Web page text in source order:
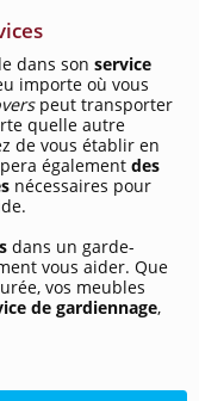
dans son service
importe où vous
peut transporter
quelle autre
de vous établir en
également des
nécessaires pour
dans un garde-
vous aider. Que
vos meubles
de gardiennage,